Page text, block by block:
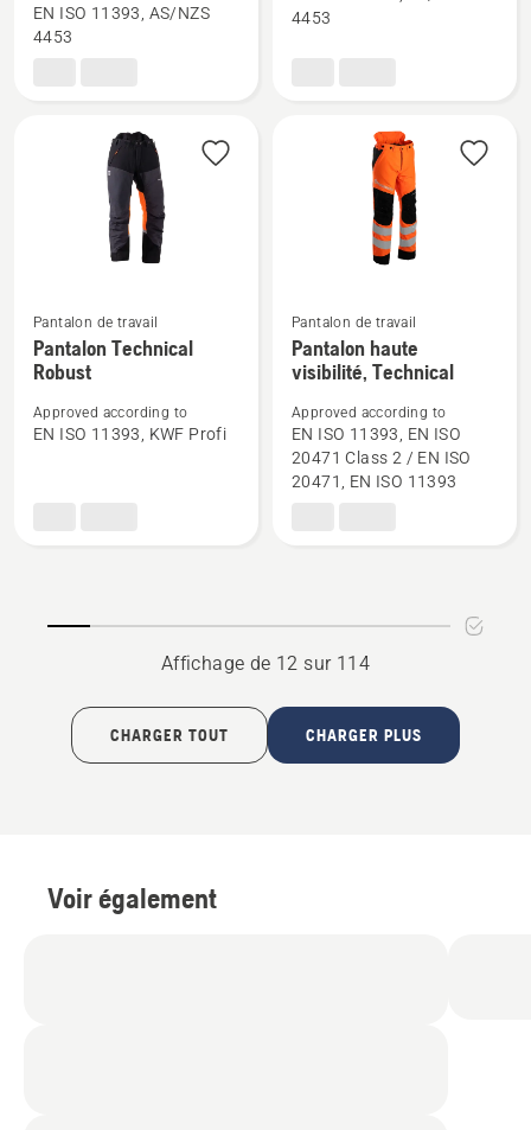
sur
Pantalon
EN ISO 11393, AS/NZS
4453
sur4453
Voir
plus
détails
Pantalon de travail
Pantalon Technical
Robust
Approved according to
EN ISO 11393, KWF Profi
Voir
plus
détails
sur
Pantalon
Pantalon de travail
Pantalon haute
visibilité, Technical
Approved according to
EN ISO 11393, EN ISO
20471 Class 2 / EN ISO
20471, EN ISO 11393
Affichage de 12 sur 114
CHARGER TOUT CHARGER PLUS
Voir également